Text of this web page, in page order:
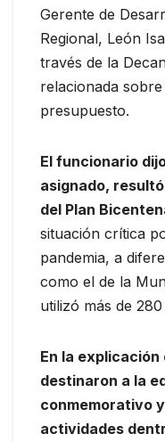
Gerente de
Regional, León
través de la
relacionada
presupuesto.
El funcionario
asignado,
del Plan
situación crítica
pandemia, a
como el de la
utilizó más de
En la explicación
destinaron a la
conmemorativo
actividades